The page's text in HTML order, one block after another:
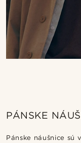
PÁNSKE
Pánske náušnice sú